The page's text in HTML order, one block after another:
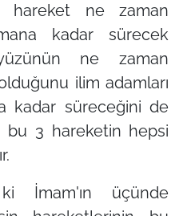
hareket ne zaman
kadar sürecek
ne zaman
olduğunu ilim adamları
kadar süreceğini de
bu 3 hareketin hepsi
İmam'ın üçünde